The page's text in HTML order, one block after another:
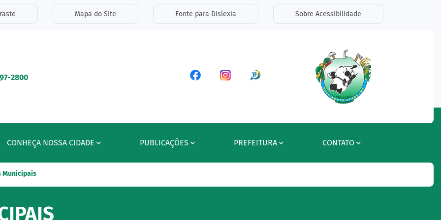
de acessibilidade
Mapa do Site Fonte para Dislexia Sobre Acessibilidade
2800 Acessar a Rede Social Facebook
Acessar a Rede Social Instagram
Acessar a Rede Social Radar
CONHEÇA NOSSA CIDADE PUBLICAÇÕES PREFEITURA CONTATO
Municipais